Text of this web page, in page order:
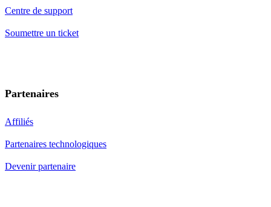
Centre de support
Soumettre un ticket
Partenaires
Affiliés
Partenaires technologiques
Devenir partenaire